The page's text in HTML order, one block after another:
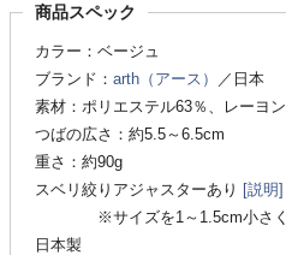
商品スペック
カラー：ベージュ
ブランド： arth（アース）
／日本
素材：ポリエステル63％、レーヨ
つばの広さ：約5.5～6.5cm
重さ：約90g
スベリ絞りアジャスターあり [説明]
※サイズを1～1.5cm小さく
日本製